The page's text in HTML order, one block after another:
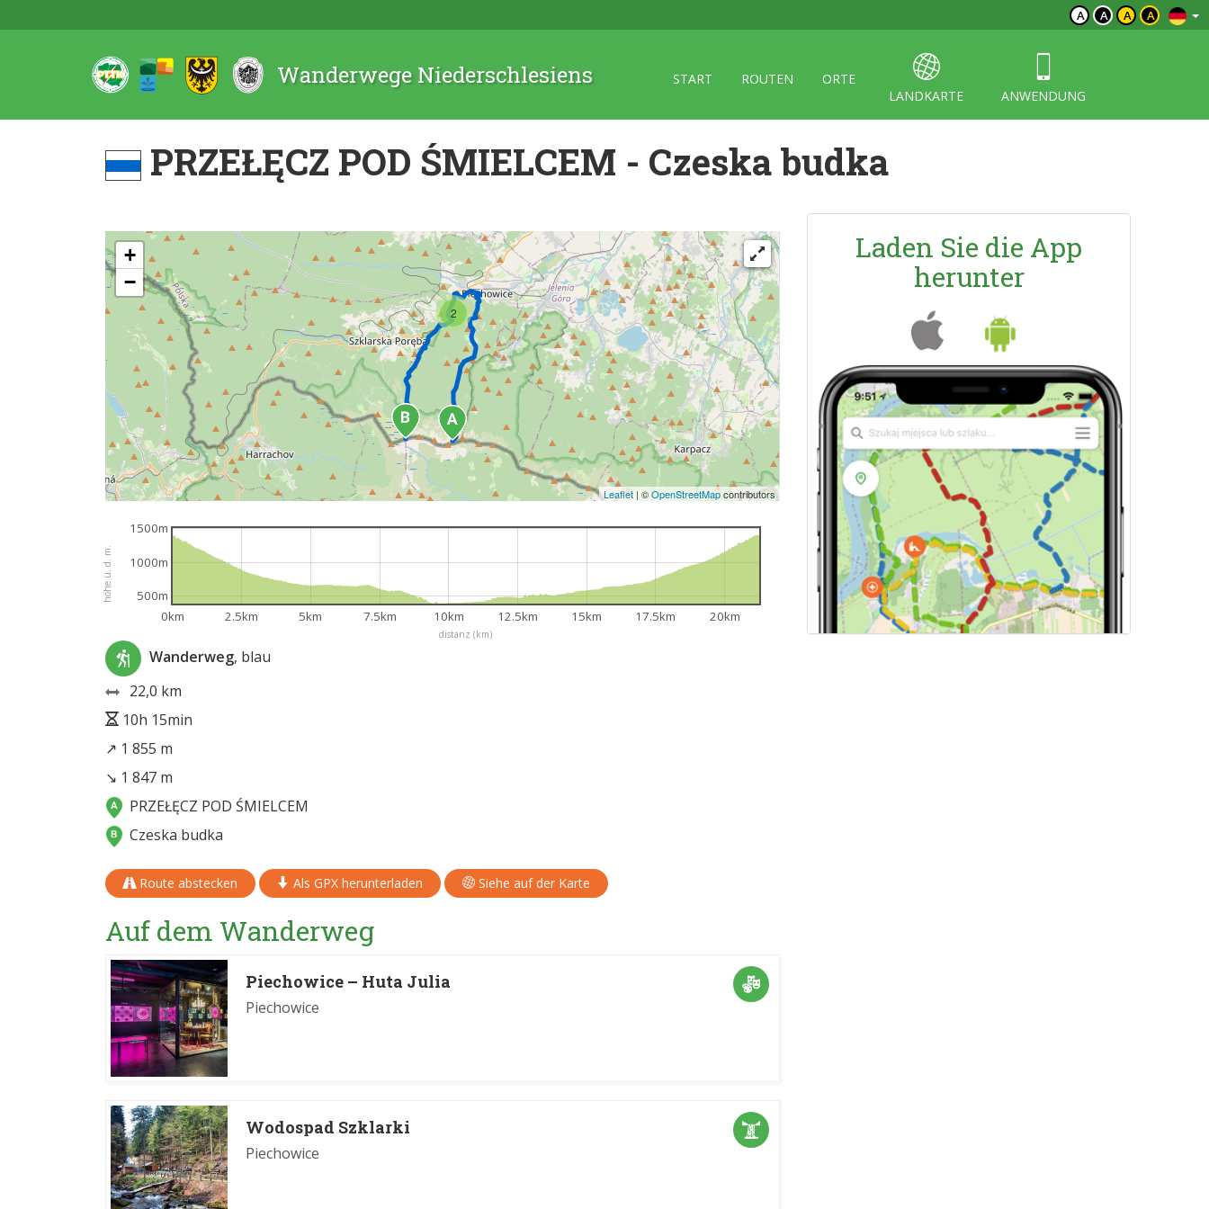
A A A A
Wanderwege Niederschlesiens START ROUTEN
ORTE
LANDKARTE
ANWENDUNG
PRZEŁĘCZ POD ŚMIELCEM - Czeska budka
2
+
−
Leaflet | ©OpenStreetMapcontributors
distanz (km)
höhe ü. d. m.
0km 2.5km 5km 7.5km 10km 12.5km 15km 17.5km 20km
500m
1000m
1500m
Wanderweg, blau
22,0 km
10h 15min
↗ 1 855 m
↘ 1 847 m
PRZEŁĘCZ POD ŚMIELCEM
Czeska budka
Route abstecken Als GPX herunterladen Siehe auf der Karte
Auf dem Wanderweg
Piechowice – Huta Julia
Piechowice
Wodospad Szklarki
Piechowice
Laden Sie die App
herunter